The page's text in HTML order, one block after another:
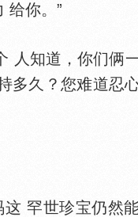
给你。”
人知道，你们俩
多久？您难道忍
罕世珍宝仍然